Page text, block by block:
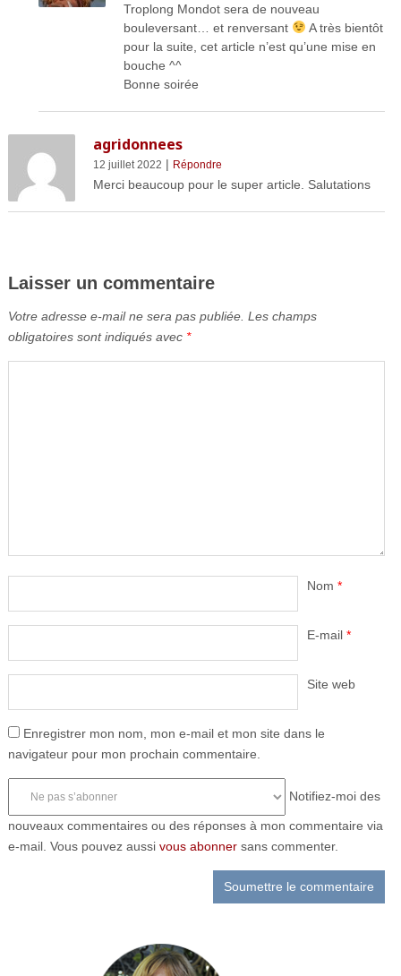
Troplong Mondot sera de nouveau
bouleversant… et renversant
A très bientôt
pour la suite, cet article n’est qu’une mise en
bouche ^^
Bonne soirée
agridonnees
12 juillet 2022 | Répondre
Merci beaucoup pour le super article. Salutations
Laisser un commentaire
Votre adresse e-mail ne sera pas publiée. Les champs
obligatoires sont indiqués avec *
Nom *
E-mail *
Site web
Enregistrer mon nom, mon e-mail et mon site dans le
navigateur pour mon prochain commentaire.
Notifiez-moi des
nouveaux commentaires ou des réponses à mon commentaire via
e-mail. Vous pouvez aussi vous abonnersans commenter.